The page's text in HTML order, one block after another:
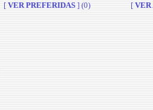
[VER PREFERIDAS ] (0) [ VER